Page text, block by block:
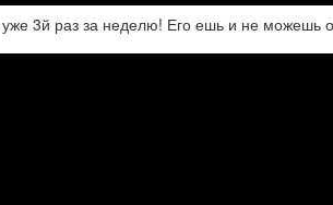
3й раз за неделю! Его ешь и не можешь